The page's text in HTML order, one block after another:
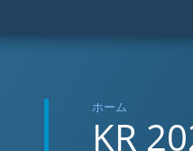
ホーム
KR